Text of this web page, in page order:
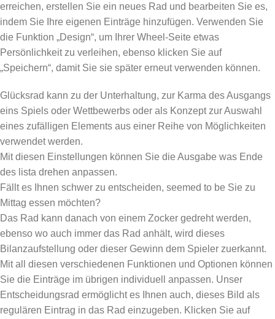
erreichen, erstellen Sie ein neues Rad und bearbeiten Sie es,
indem Sie Ihre eigenen Einträge hinzufügen. Verwenden Sie
die Funktion „Design“, um Ihrer Wheel-Seite etwas
Persönlichkeit zu verleihen, ebenso klicken Sie auf
„Speichern“, damit Sie sie später erneut verwenden können.
Glücksrad kann zu der Unterhaltung, zur Karma des Ausgangs
eins Spiels oder Wettbewerbs oder als Konzept zur Auswahl
eines zufälligen Elements aus einer Reihe von Möglichkeiten
verwendet werden.
Mit diesen Einstellungen können Sie die Ausgabe was Ende
des lista drehen anpassen.
Fällt es Ihnen schwer zu entscheiden, seemed to be Sie zu
Mittag essen möchten?
Das Rad kann danach von einem Zocker gedreht werden,
ebenso wo auch immer das Rad anhält, wird dieses
Bilanzaufstellung oder dieser Gewinn dem Spieler zuerkannt.
Mit all diesen verschiedenen Funktionen und Optionen können
Sie die Einträge im übrigen individuell anpassen. Unser
Entscheidungsrad ermöglicht es Ihnen auch, dieses Bild als
regulären Eintrag in das Rad einzugeben. Klicken Sie auf